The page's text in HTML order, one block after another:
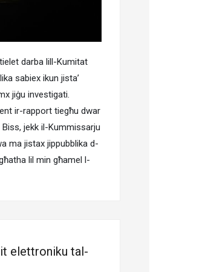
darba lill-Kumitat
sabiex ikun jista’
jiġu investigati.
ir-rapport tiegħu dwar
jekk il-Kummissarju
ma jistax jippubblika d-
lil min għamel l-
elettroniku tal-